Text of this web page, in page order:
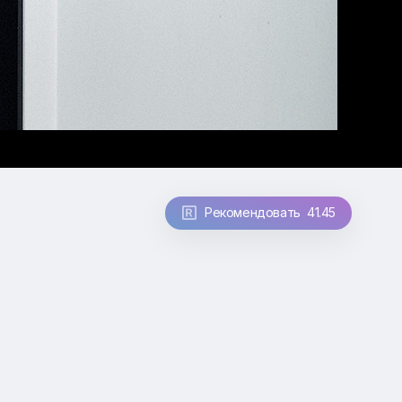
 Рекомендовать 41.45